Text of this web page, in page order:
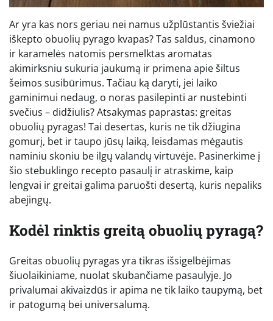
Ar yra kas nors geriau nei namus užplūstantis šviežiai
iškepto obuolių pyrago kvapas? Tas saldus, cinamono
ir karamelės natomis persmelktas aromatas
akimirksniu sukuria jaukumą ir primena apie šiltus
šeimos susibūrimus. Tačiau ką daryti, jei laiko
gaminimui nedaug, o noras pasilepinti ar nustebinti
svečius – didžiulis? Atsakymas paprastas: greitas
obuolių pyragas! Tai desertas, kuris ne tik džiugina
gomurį, bet ir taupo jūsų laiką, leisdamas mėgautis
naminiu skoniu be ilgų valandų virtuvėje. Pasinerkime į
šio stebuklingo recepto pasaulį ir atraskime, kaip
lengvai ir greitai galima paruošti desertą, kuris nepaliks
abejingų.
Kodėl rinktis greitą obuolių pyragą?
Greitas obuolių pyragas yra tikras išsigelbėjimas
šiuolaikiniame, nuolat skubančiame pasaulyje. Jo
privalumai akivaizdūs ir apima ne tik laiko taupymą, bet
ir patogumą bei universalumą.